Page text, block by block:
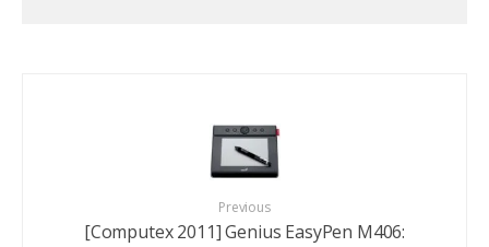
Previous
[Computex 2011] Genius EasyPen M406: